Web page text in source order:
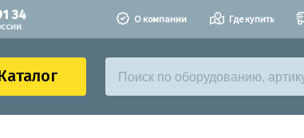
34 О компании Где купить